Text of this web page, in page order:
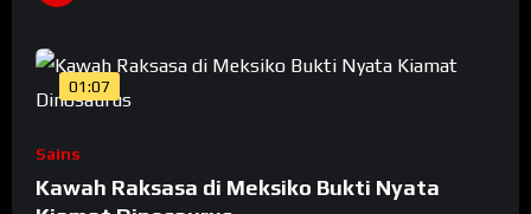
01:07
Sains
Kawah Raksasa di Meksiko Bukti Nyata